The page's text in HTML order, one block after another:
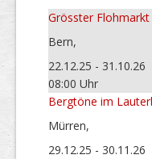
Grösster
Bern,
22.12.25 - 31.10.26
08:00 Uhr
Bergtöne im
Mürren,
29.12.25 - 30.11.26